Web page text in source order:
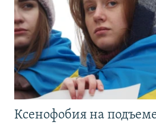
Ксенофобия на